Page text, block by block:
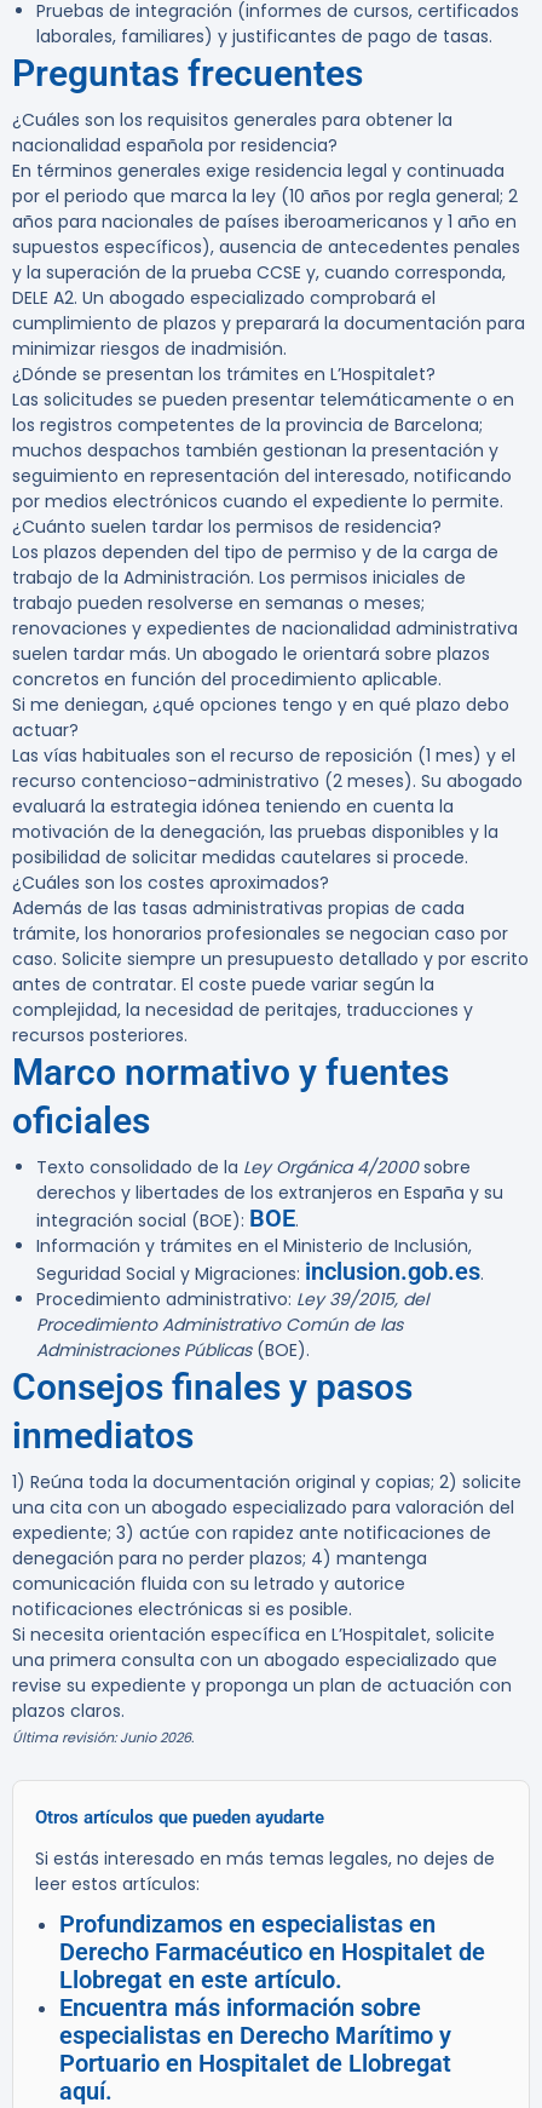
Pruebas de integración (informes de cursos, certificados
laborales, familiares) y justificantes de pago de tasas.
Preguntas frecuentes
¿Cuáles son los requisitos generales para obtener la
nacionalidad española por residencia?
En términos generales exige residencia legal y continuada
por el periodo que marca la ley (10 años por regla general; 2
años para nacionales de países iberoamericanos y 1 año en
supuestos específicos), ausencia de antecedentes penales
y la superación de la prueba CCSE y, cuando corresponda,
DELE A2. Un abogado especializado comprobará el
cumplimiento de plazos y preparará la documentación para
minimizar riesgos de inadmisión.
¿Dónde se presentan los trámites en L’Hospitalet?
Las solicitudes se pueden presentar telemáticamente o en
los registros competentes de la provincia de Barcelona;
muchos despachos también gestionan la presentación y
seguimiento en representación del interesado, notificando
por medios electrónicos cuando el expediente lo permite.
¿Cuánto suelen tardar los permisos de residencia?
Los plazos dependen del tipo de permiso y de la carga de
trabajo de la Administración. Los permisos iniciales de
trabajo pueden resolverse en semanas o meses;
renovaciones y expedientes de nacionalidad administrativa
suelen tardar más. Un abogado le orientará sobre plazos
concretos en función del procedimiento aplicable.
Si me deniegan, ¿qué opciones tengo y en qué plazo debo
actuar?
Las vías habituales son el recurso de reposición (1 mes) y el
recurso contencioso-administrativo (2 meses). Su abogado
evaluará la estrategia idónea teniendo en cuenta la
motivación de la denegación, las pruebas disponibles y la
posibilidad de solicitar medidas cautelares si procede.
¿Cuáles son los costes aproximados?
Además de las tasas administrativas propias de cada
trámite, los honorarios profesionales se negocian caso por
caso. Solicite siempre un presupuesto detallado y por escrito
antes de contratar. El coste puede variar según la
complejidad, la necesidad de peritajes, traducciones y
recursos posteriores.
Marco normativo y fuentes
oficiales
Texto consolidado de la Ley Orgánica 4/2000sobre
derechos y libertades de los extranjeros en España y su
integración social (BOE): BOE.
Información y trámites en el Ministerio de Inclusión,
Seguridad Social y Migraciones: inclusion.gob.es.
Procedimiento administrativo: Ley 39/2015, del
Procedimiento Administrativo Común de las
Administraciones Públicas(BOE).
Consejos finales y pasos
inmediatos
1) Reúna toda la documentación original y copias; 2) solicite
una cita con un abogado especializado para valoración del
expediente; 3) actúe con rapidez ante notificaciones de
denegación para no perder plazos; 4) mantenga
comunicación fluida con su letrado y autorice
notificaciones electrónicas si es posible.
Si necesita orientación específica en L’Hospitalet, solicite
una primera consulta con un abogado especializado que
revise su expediente y proponga un plan de actuación con
plazos claros.
Última revisión: Junio 2026.
Otros artículos que pueden ayudarte
Si estás interesado en más temas legales, no dejes de
leer estos artículos:
Profundizamos en especialistas en
Derecho Farmacéutico en Hospitalet de
Llobregat en este artículo.
Encuentra más información sobre
especialistas en Derecho Marítimo y
Portuario en Hospitalet de Llobregat
aquí.